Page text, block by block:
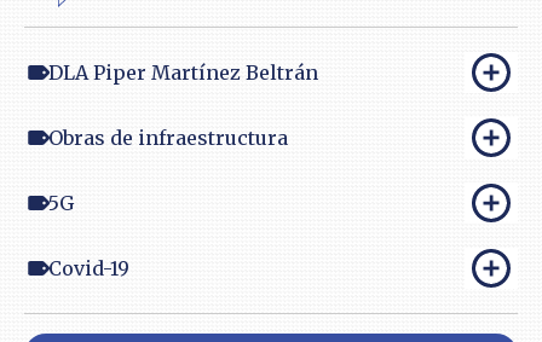
DLA Piper Martínez Beltrán
Obras de infraestructura
5G
Covid-19